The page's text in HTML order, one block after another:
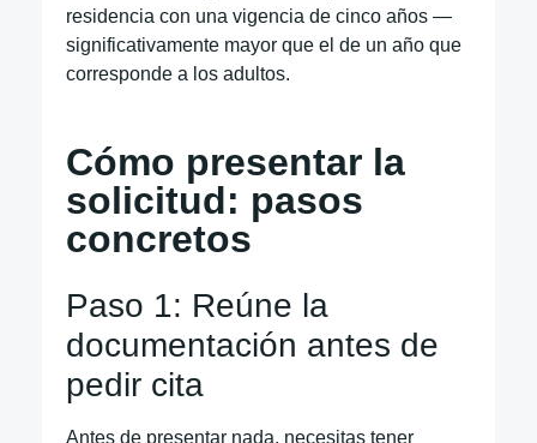
residencia con una vigencia de cinco años —
significativamente mayor que el de un año que
corresponde a los adultos.
Cómo presentar la
solicitud: pasos
concretos
Paso 1: Reúne la
documentación antes de
pedir cita
Antes de presentar nada, necesitas tener